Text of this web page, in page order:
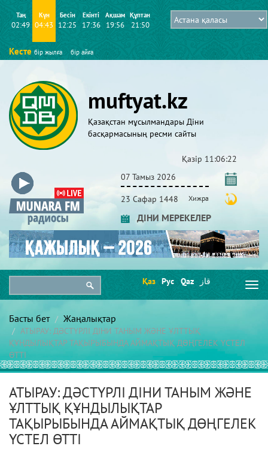
Таң
02:49
Күн
04:43
Бесін
12:25
Екінті
17:36
Ақшам
19:56
Құптан
21:50
Кесте бір жылға бір айға
muftyat.kz
Қазақстан мұсылмандары Діни
басқармасының ресми сайты
Қазір 11:06:24
07 Тамыз 2026
23 Сафар 1448 Хижра
ДІНИ МЕРЕКЕЛЕР
Қаз Рус Qaz قاز
Басты бет Жаңалықтар
АТЫРАУ: ДӘСТҮРЛІ ДІНИ ТАНЫМ ЖӘНЕ ҰЛТТЫҚ
ҚҰНДЫЛЫҚТАР ТАҚЫРЫБЫНДА АЙМАҚТЫҚ ДӨҢГЕЛЕК ҮСТЕЛ
ӨТТІ
АТЫРАУ: ДӘСТҮРЛІ ДІНИ ТАНЫМ ЖӘНЕ
ҰЛТТЫҚ ҚҰНДЫЛЫҚТАР
ТАҚЫРЫБЫНДА АЙМАҚТЫҚ ДӨҢГЕЛЕК
ҮСТЕЛ ӨТТІ